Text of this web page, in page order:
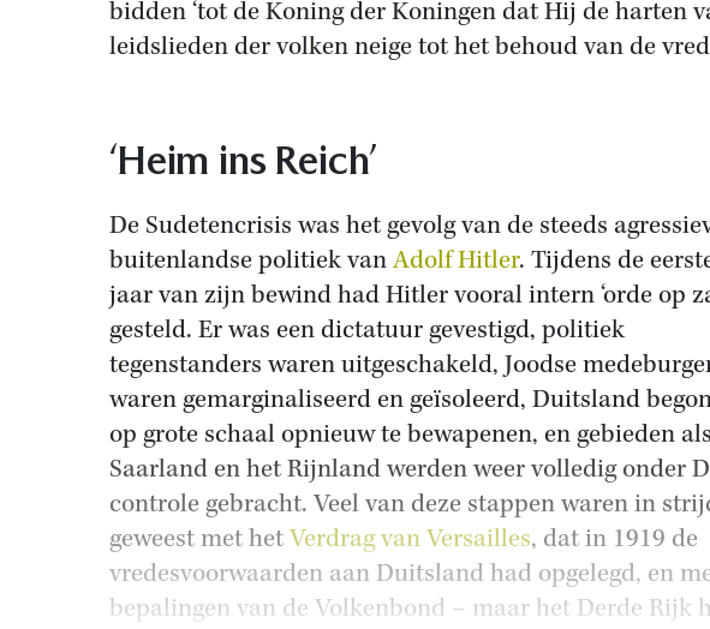
bidden ‘tot de Koning der Koningen dat Hij de harten
leidslieden der volken neige tot het behoud van de
‘Heim ins Reich’
De Sudetencrisis was het gevolg van de steeds
buitenlandse politiek vanAdolf Hitler. Tijdens de
jaar van zijn bewind had Hitler vooral intern ‘orde op
gesteld. Er was een dictatuur gevestigd, politiek
tegenstanders waren uitgeschakeld, Joodse
waren gemarginaliseerd en geïsoleerd, Duitsland
op grote schaal opnieuw te bewapenen, en gebieden
Saarland en het Rijnland werden weer volledig onder
controle gebracht. Veel van deze stappen waren in
geweest met hetVerdrag van Versailles, dat in 1919 de
vredesvoorwaarden aan Duitsland had opgelegd, en
bepalingen van de Volkenbond – maar het Derde Rijk